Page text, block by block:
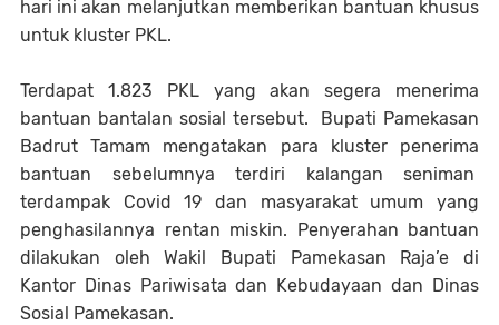
hari ini akan melanjutkan memberikan bantuan khusus
untuk kluster PKL.
Terdapat 1.823 PKL yang akan segera menerima
bantuan bantalan sosial tersebut. Bupati Pamekasan
Badrut Tamam mengatakan para kluster penerima
bantuan sebelumnya terdiri kalangan seniman
terdampak Covid 19 dan masyarakat umum yang
penghasilannya rentan miskin. Penyerahan bantuan
dilakukan oleh Wakil Bupati Pamekasan Raja’e di
Kantor Dinas Pariwisata dan Kebudayaan dan Dinas
Sosial Pamekasan.